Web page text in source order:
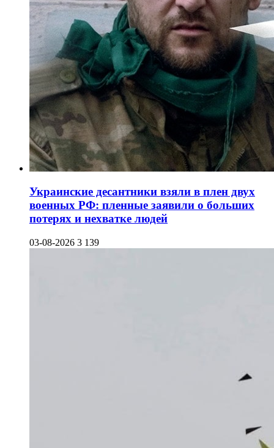
Украинские десантники взяли в плен двух
военных РФ: пленные заявили о больших
потерях и нехватке людей
03-08-2026 3 139